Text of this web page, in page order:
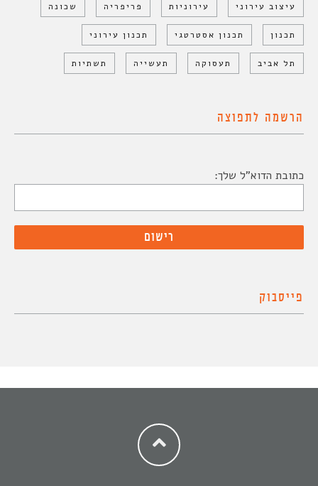
עיצוב עירוני עירוניות פריפריה שכונה
תכנון תכנון אסטרטגי תכנון עירוני
תל אביב תעסוקה תעשייה תשתיות
הרשמה לתפוצה
כתובת הדוא"ל שלך:
פייסבוק